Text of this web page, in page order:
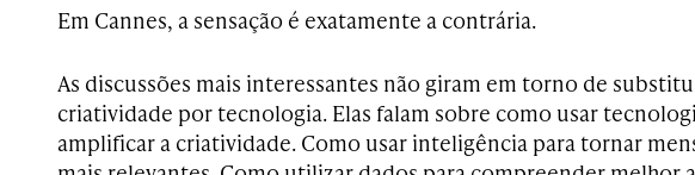
Em Cannes, a sensação é exatamente a contrária.
As discussões mais interessantes não giram em torno de
criatividade por tecnologia. Elas falam sobre como usar
amplificar a criatividade. Como usar inteligência para tornar